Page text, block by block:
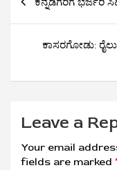
navigation
ಕಾಸರಗೋಡು:
Leave a
Your email
fields are marked